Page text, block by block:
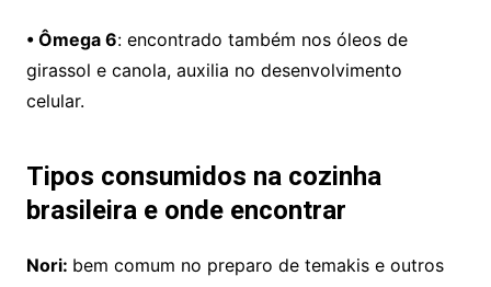
• Ômega 6: encontrado também nos óleos de
girassol e canola, auxilia no desenvolvimento
celular.
Tipos consumidos na cozinha
brasileira e onde encontrar
Nori: bem comum no preparo de temakis e outros